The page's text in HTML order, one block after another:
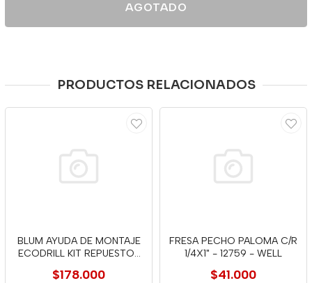
AGOTADO
PRODUCTOS RELACIONADOS
BLUM AYUDA DE MONTAJE
ECODRILL KIT REPUESTOS
$178.000
FRESA PECHO PALOMA C/R
1/4X1" - 12759 - WELL
$41.000